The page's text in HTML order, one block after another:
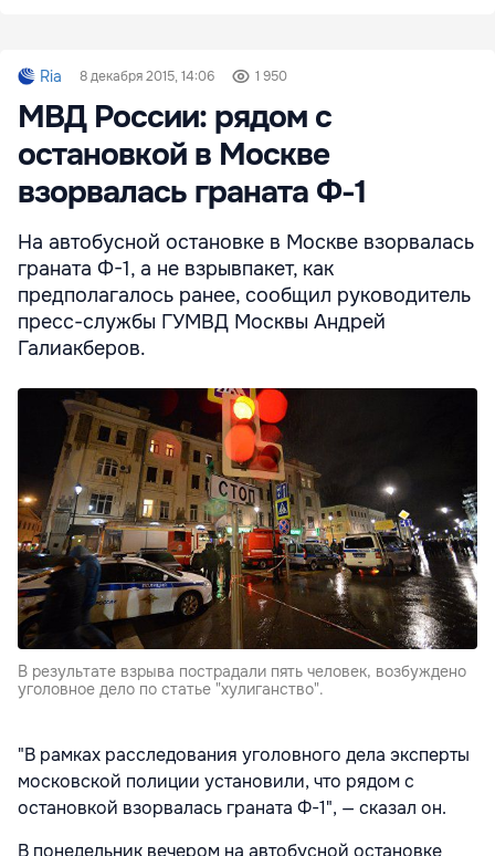
Ria 8 декабря 2015, 14:06 1 950
МВД России: рядом с
остановкой в Москве
взорвалась граната Ф-1
На автобусной остановке в Москве взорвалась
граната Ф-1, а не взрывпакет, как
предполагалось ранее, сообщил руководитель
пресс-службы ГУМВД Москвы Андрей
Галиакберов.
В результате взрыва пострадали пять человек, возбуждено
уголовное дело по статье "хулиганство".
"В рамках расследования уголовного дела эксперты
московской полиции установили, что рядом с
остановкой взорвалась граната Ф-1", — сказал он.
В понедельник вечером на автобусной остановке